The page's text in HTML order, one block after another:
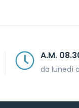
A.M. 08.30 > 13.30
da lunedì a venerdì